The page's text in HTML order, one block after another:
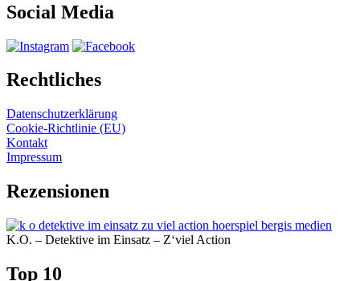
Social Media
Rechtliches
Datenschutzerklärung
Cookie-Richtlinie (EU)
Kontakt
Impressum
Rezensionen
K.O. – Detektive im Einsatz – Z‘viel Action
Top 10